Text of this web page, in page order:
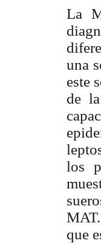
La
una
este
de
los
que